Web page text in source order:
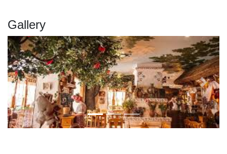
Gallery
Previous Next